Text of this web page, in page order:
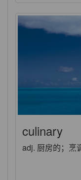
culinary
adj. 厨房的；烹